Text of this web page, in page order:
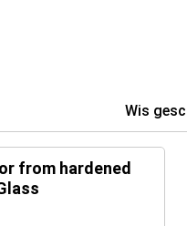
Wis
from hardened